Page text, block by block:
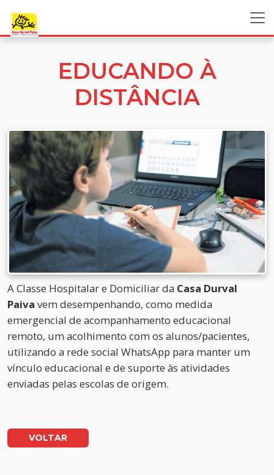
EDUCANDO À
DISTÂNCIA
A Classe Hospitalar e Domiciliar da Casa Durval
Paiva vem desempenhando, como medida
emergencial de acompanhamento educacional
remoto, um acolhimento com os alunos/pacientes,
utilizando a rede social WhatsApp para manter um
vínculo educacional e de suporte às atividades
enviadas pelas escolas de origem.
VOLTAR